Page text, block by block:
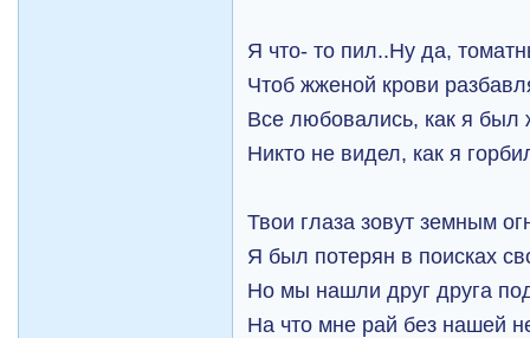
Я что- то пил..Ну да,
Чтоб жженой крови
Все любовались, как я был
Никто не видел, как я
Твои глаза зовут земным
Я был потерян в поисках
Но мы нашли друг друга
На что мне рай без нашей